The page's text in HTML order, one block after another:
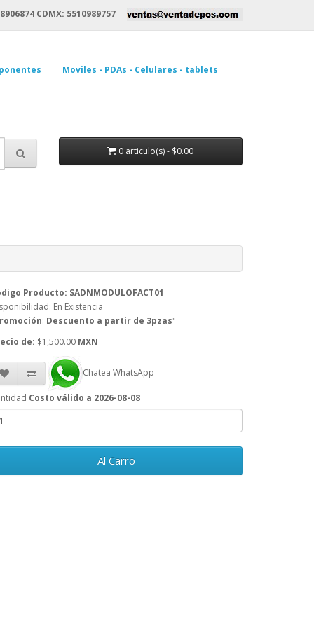
CDMX: 5510989757
Moviles - PDAs - Celulares - tablets
0 articulo(s) - $0.00
Producto: SADNMODULOFACT01
En Existencia
: Descuento a partir de 3pzas"
de: $1,500.00 MXN
Chatea WhatsApp
Costo válido a 2026-08-08
Al Carro